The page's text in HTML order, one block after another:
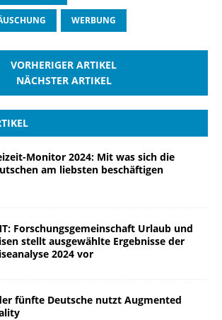
WERBUNG
VORHERIGER ARTIKEL
NÄCHSTER ARTIKEL
Monitor 2024: Mit was sich die
am liebsten beschäftigen
Forschungsgemeinschaft Urlaub und
stellt ausgewählte Ergebnisse der
2024 vor
fünfte Deutsche nutzt Augmented